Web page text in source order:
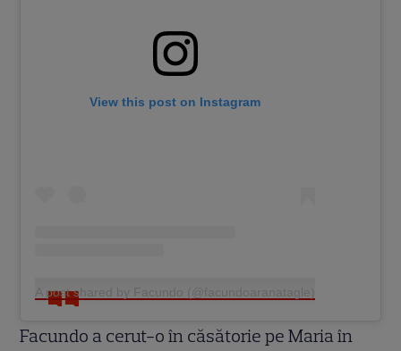
View this post on Instagram
A post shared by Facundo (@facundoaranatagle)
Facundo a cerut-o în căsătorie pe Maria în